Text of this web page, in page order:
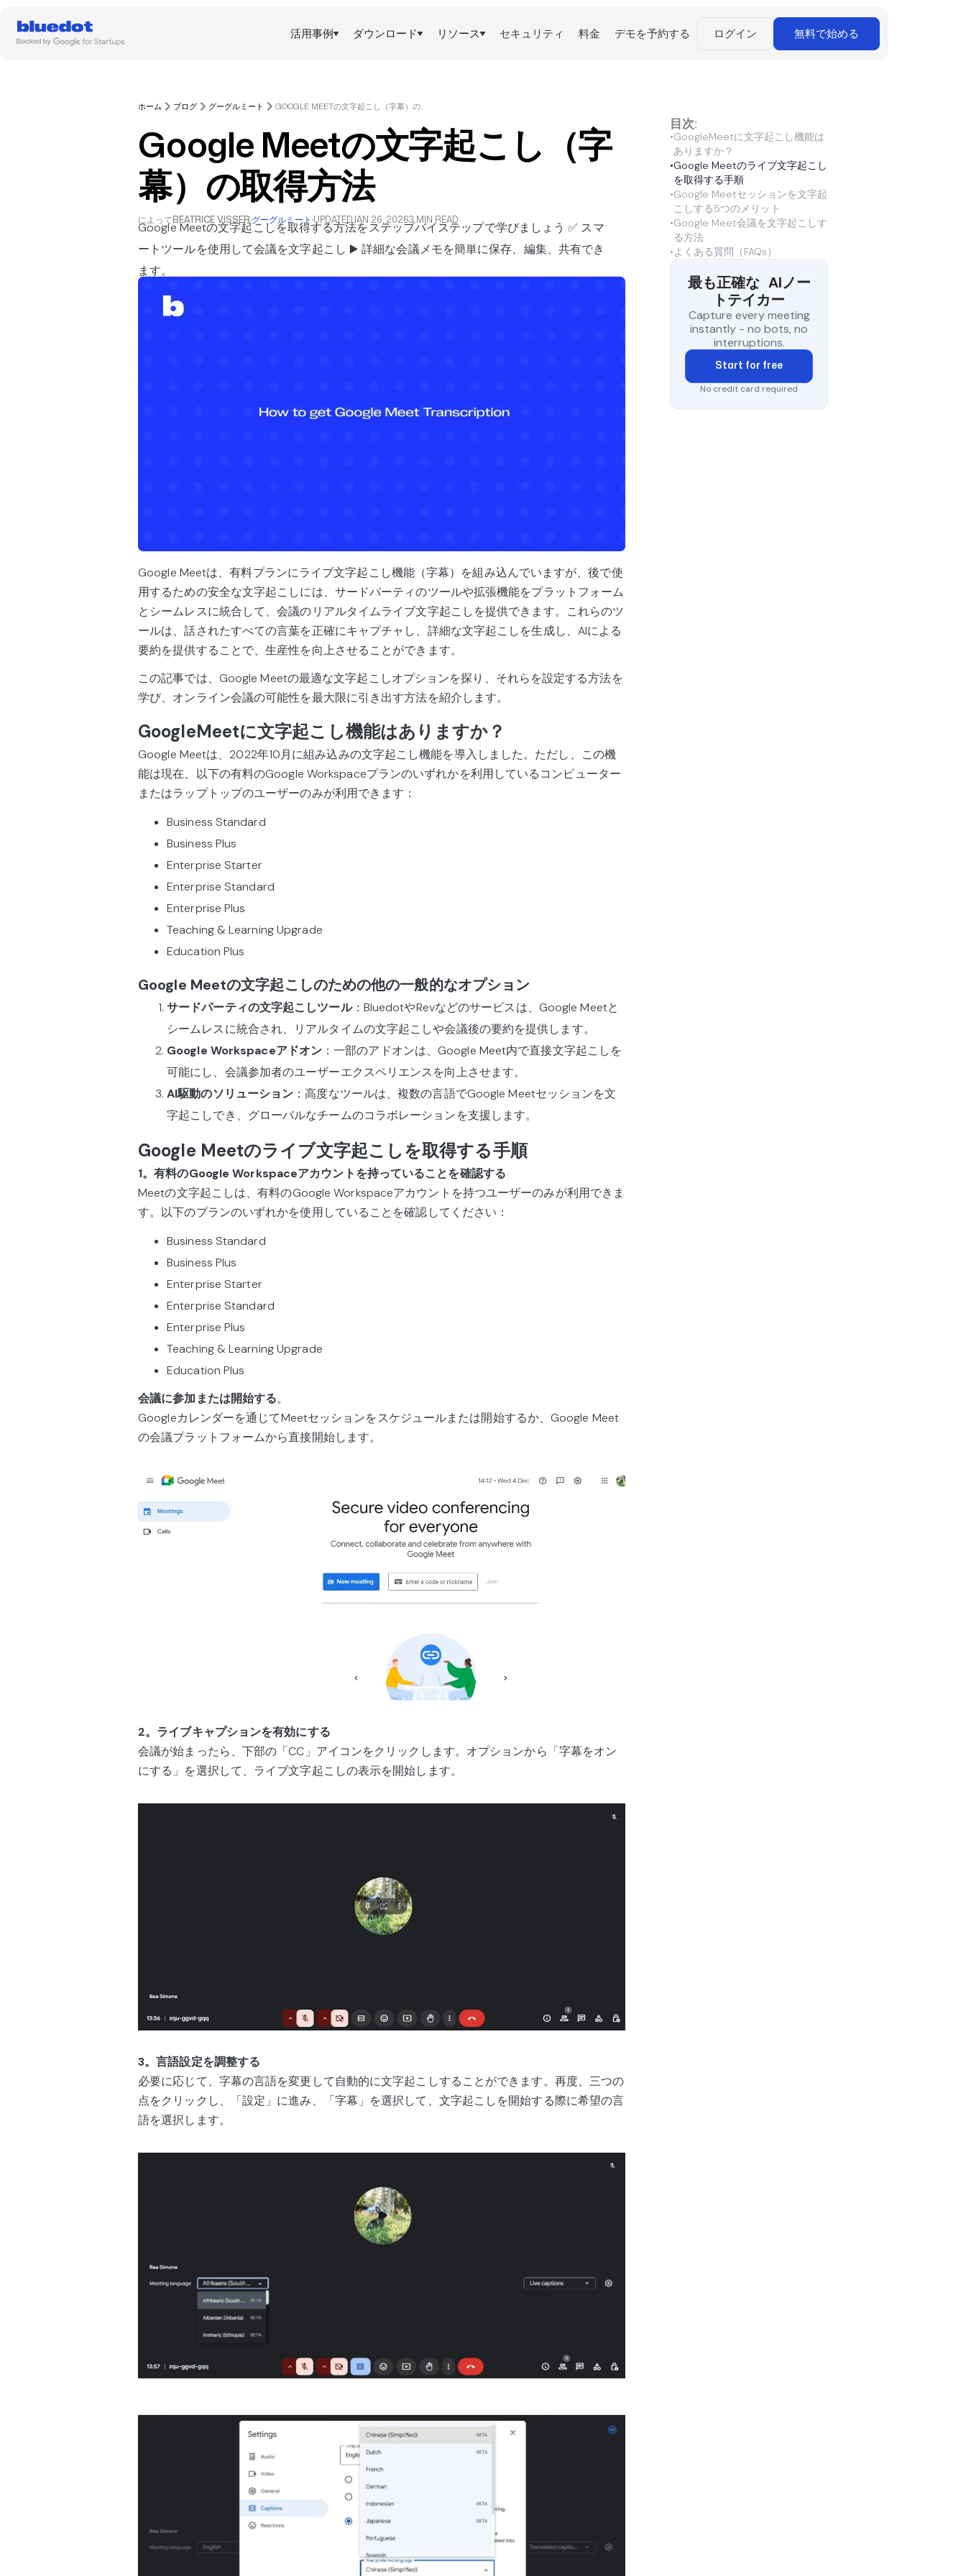
活用事例 ダウンロード リソース セキュリティ 料金 デモを予約する ログイン 無料で始める
ホーム ブログ グーグルミート GOOGLE MEETの文字起こし（字幕）の取得方法
Google Meetの文字起こし（字
幕）の取得方法
によってBEATRICE VISSER·グーグルミート·UPDATEDJAN 26, 20263 MIN READ
Google Meetの文字起こしを取得する方法をステップバイステップで学びましょう ✅ スマ
ートツールを使用して会議を文字起こし ▶️ 詳細な会議メモを簡単に保存、編集、共有でき
ます。
Google Meetは、有料プランにライブ文字起こし機能（字幕）を組み込んでいますが、後で使
用するための安全な文字起こしには、サードパーティのツールや拡張機能をプラットフォーム
とシームレスに統合して、会議のリアルタイムライブ文字起こしを提供できます。これらのツ
ールは、話されたすべての言葉を正確にキャプチャし、詳細な文字起こしを生成し、AIによる
要約を提供することで、生産性を向上させることができます。
この記事では、Google Meetの最適な文字起こしオプションを探り、それらを設定する方法を
学び、オンライン会議の可能性を最大限に引き出す方法を紹介します。
GoogleMeetに文字起こし機能はありますか？
Google Meetは、2022年10月に組み込みの文字起こし機能を導入しました。ただし、この機
能は現在、以下の有料のGoogle Workspaceプランのいずれかを利用しているコンピューター
またはラップトップのユーザーのみが利用できます：
Business Standard
Business Plus
Enterprise Starter
Enterprise Standard
Enterprise Plus
Teaching & Learning Upgrade
Education Plus
Google Meetの文字起こしのための他の一般的なオプション
サードパーティの文字起こしツール：BluedotやRevなどのサービスは、Google Meetと
シームレスに統合され、リアルタイムの文字起こしや会議後の要約を提供します。
Google Workspaceアドオン ：一部のアドオンは、Google Meet内で直接文字起こしを
可能にし、会議参加者のユーザーエクスペリエンスを向上させます。
AI駆動のソリューション ：高度なツールは、複数の言語でGoogle Meetセッションを文
字起こしでき、グローバルなチームのコラボレーションを支援します。
Google Meetのライブ文字起こしを取得する手順
1。有料のGoogle Workspaceアカウントを持っていることを確認する
Meetの文字起こしは、有料のGoogle Workspaceアカウントを持つユーザーのみが利用できま
す。以下のプランのいずれかを使用していることを確認してください：
Business Standard
Business Plus
Enterprise Starter
Enterprise Standard
Enterprise Plus
Teaching & Learning Upgrade
Education Plus
会議に参加または開始する。
Googleカレンダーを通じてMeetセッションをスケジュールまたは開始するか、Google Meet
の会議プラットフォームから直接開始します。
2。ライブキャプションを有効にする
会議が始まったら、下部の「CC」アイコンをクリックします。オプションから「字幕をオン
にする」を選択して、ライブ文字起こしの表示を開始します。
3。言語設定を調整する
必要に応じて、字幕の言語を変更して自動的に文字起こしすることができます。再度、三つの
点をクリックし、「設定」に進み、「字幕」を選択して、文字起こしを開始する際に希望の言
語を選択します。
目次:
•GoogleMeetに文字起こし機能は
ありますか？
•Google Meetのライブ文字起こし
を取得する手順
•Google Meetセッションを文字起
こしする5つのメリット
•Google Meet会議を文字起こしす
る方法
•よくある質問（FAQs）
最も正確な AIノー
トテイカー
Capture every meeting
instantly - no bots, no
interruptions.
Start for free
No credit card required